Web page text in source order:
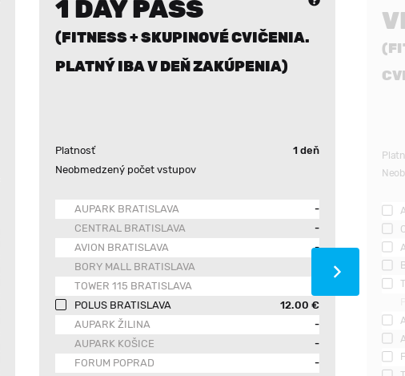
1 DAY PASS
(FITNESS + SKUPINOVÉ CVIČENIA.
PLATNÝ IBA V DEŇ ZAKÚPENIA)
Platnosť
1 deň
Neobmedzený počet vstupov
AUPARK BRATISLAVA
-
CENTRAL BRATISLAVA
-
AVION BRATISLAVA
-
BORY MALL BRATISLAVA
TOWER 115 BRATISLAVA
POLUS BRATISLAVA
12.00 €
AUPARK ŽILINA
-
AUPARK KOŠICE
-
FORUM POPRAD
-